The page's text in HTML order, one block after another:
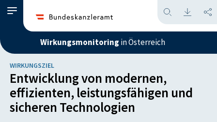
Wirkungsmonitoring in Österreich
WIRKUNGSZIEL
Entwicklung von modernen,
effizienten, leistungsfähigen und
sicheren Technologien